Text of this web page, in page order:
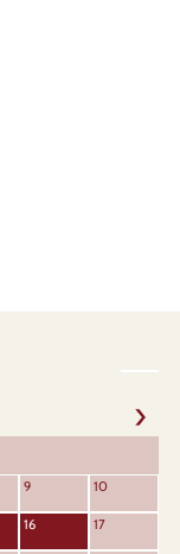
9 10
16 17